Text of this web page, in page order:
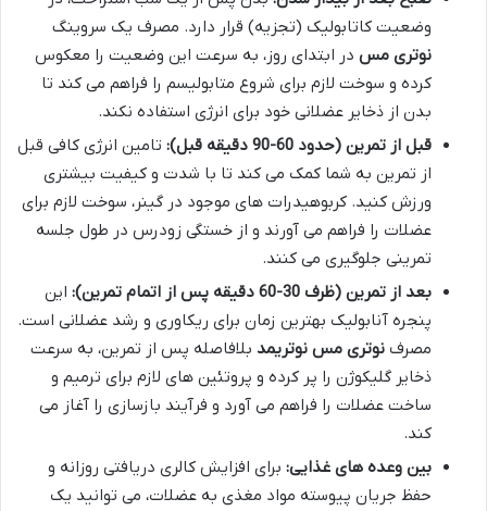
وضعیت کاتابولیک (تجزیه) قرار دارد. مصرف یک سروینگ
نوتری مس در ابتدای روز، به سرعت این وضعیت را معکوس
کرده و سوخت لازم برای شروع متابولیسم را فراهم می کند تا
بدن از ذخایر عضلانی خود برای انرژی استفاده نکند.
قبل از تمرین (حدود 60-90 دقیقه قبل):
تامین انرژی کافی قبل
از تمرین به شما کمک می کند تا با شدت و کیفیت بیشتری
ورزش کنید. کربوهیدرات های موجود در گینر، سوخت لازم برای
عضلات را فراهم می آورند و از خستگی زودرس در طول جلسه
تمرینی جلوگیری می کنند.
بعد از تمرین (ظرف 30-60 دقیقه پس از اتمام تمرین):
این
پنجره آنابولیک بهترین زمان برای ریکاوری و رشد عضلانی است.
مصرف نوتری مس نوتریمد بلافاصله پس از تمرین، به سرعت
ذخایر گلیکوژن را پر کرده و پروتئین های لازم برای ترمیم و
ساخت عضلات را فراهم می آورد و فرآیند بازسازی را آغاز می
کند.
بین وعده های غذایی: برای افزایش کالری دریافتی روزانه و
حفظ جریان پیوسته مواد مغذی به عضلات، می توانید یک